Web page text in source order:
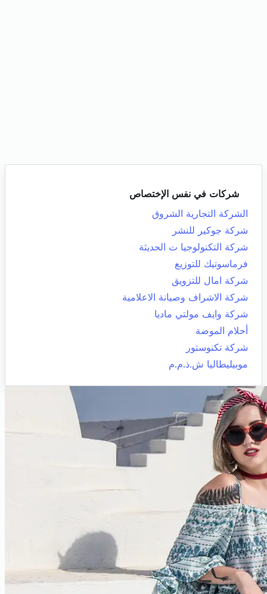
شركات في نفس الإختصاص
الشركة التجارية الشروق
شركة جوكير للنشر
شركة التكنولوجيا ت الحديثة
فرماسوتيك للتوزيع
شركة امال للتزويق
شركة الاشراف وصيانة الاعلامية
شركة وايف مولتي ماديا
أحلام الموضة
شركة تكنوستور
موبيليطاليا ش.ذ.م.م